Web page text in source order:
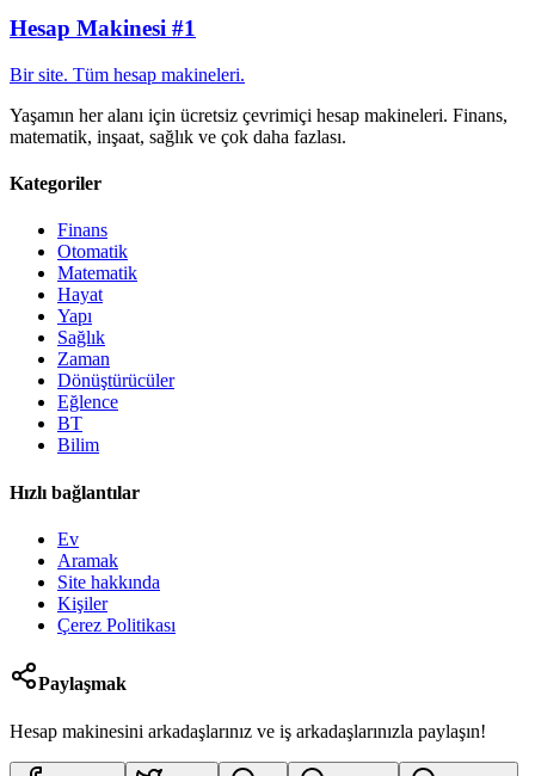
Hesap Makinesi #1
Bir site. Tüm hesap makineleri.
Yaşamın her alanı için ücretsiz çevrimiçi hesap makineleri. Finans,
matematik, inşaat, sağlık ve çok daha fazlası.
Kategoriler
Finans
Otomatik
Matematik
Hayat
Yapı
Sağlık
Zaman
Dönüştürücüler
Eğlence
BT
Bilim
Hızlı bağlantılar
Ev
Aramak
Site hakkında
Kişiler
Çerez Politikası
Paylaşmak
Hesap makinesini arkadaşlarınız ve iş arkadaşlarınızla paylaşın!